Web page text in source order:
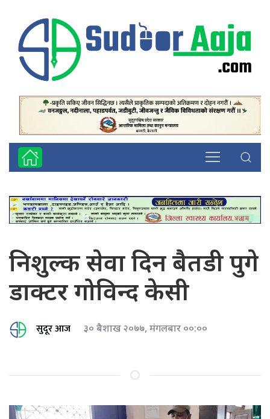
निशुल्क सेवा दिन बैतडी पुगे
डाक्टर गोविन्द केसी
सुदूर आज ३० बैशाख २०७७, मंगलबार ००:००